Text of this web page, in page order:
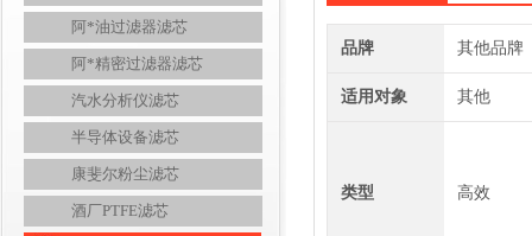
阿*油过滤器滤芯
阿*精密过滤器滤芯
汽水分析仪滤芯
半导体设备滤芯
康斐尔粉尘滤芯
酒厂PTFE滤芯
品牌 其他品牌
适用对象 其他
类型 高效